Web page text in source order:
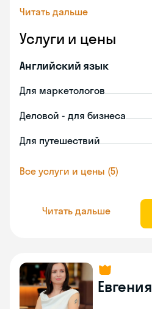
Читать дальше
Услуги и цены
Английский язык
Для маркетологов
Деловой - для бизнеса
Для путешествий
Все услуги и цены (5)
Читать дальше
Евгения